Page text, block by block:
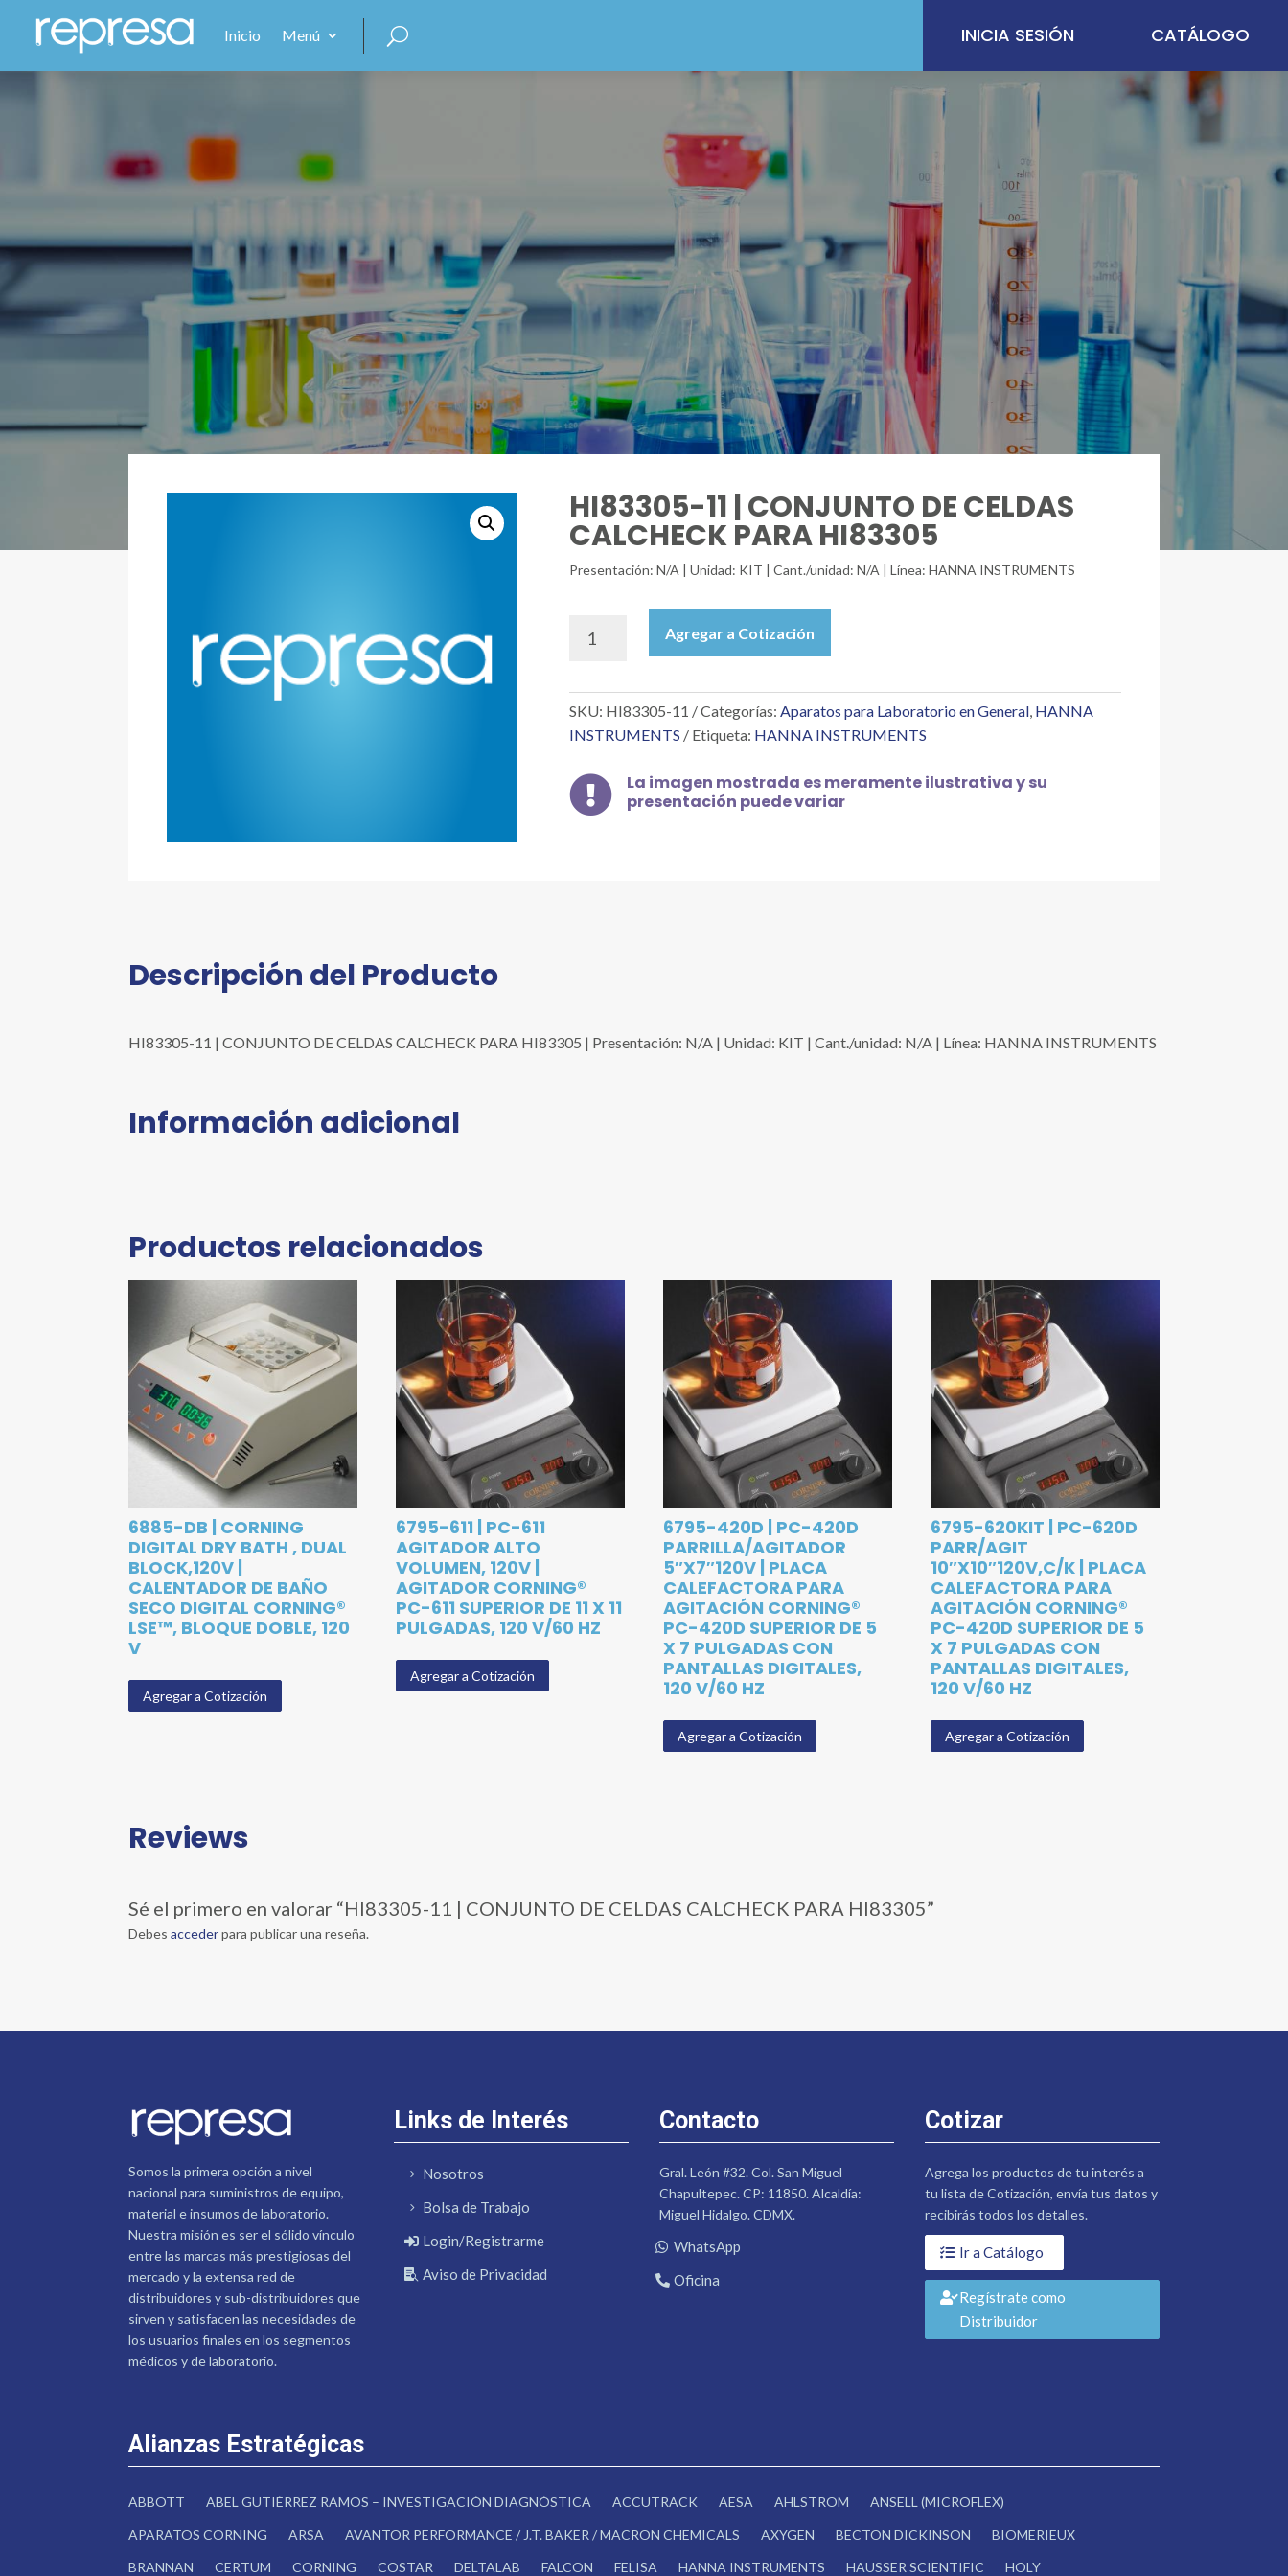
Inicio Menú INICIA SESIÓN CATÁLOGO
HI83305-11 | CONJUNTO DE CELDAS
CALCHECK PARA HI83305
Presentación: N/A | Unidad: KIT | Cant./unidad: N/A | Línea: HANNA INSTRUMENTS
CONJUNTO
DE
CELDAS
PARA
HI83305
cantidad
Agregar a Cotización
SKU: HI83305-11 Categorías:Aparatos para Laboratorio en General, HANNA
INSTRUMENTS
Etiqueta: HANNA INSTRUMENTS

La imagen mostrada es meramente ilustrativa y su
presentación puede variar
Descripción del Producto
HI83305-11 | CONJUNTO DE CELDAS CALCHECK PARA HI83305 | Presentación: N/A | Unidad: KIT | Cant./unidad: N/A | Línea: HANNA INSTRUMENTS
Información adicional
Productos relacionados
6885-DB | CORNING
DIGITAL DRY BATH , DUAL
BLOCK,120V |
CALENTADOR DE BAÑO
SECO DIGITAL CORNING®
LSE™, BLOQUE DOBLE, 120
V
Agregar a Cotización
6795-611 | PC-611
AGITADOR ALTO
VOLUMEN, 120V |
AGITADOR CORNING®
PC-611 SUPERIOR DE 11 X 11
PULGADAS, 120 V/60 HZ
Agregar a Cotización
6795-420D | PC-420D
PARRILLA/AGITADOR
5″X7″120V | PLACA
CALEFACTORA PARA
AGITACIÓN CORNING®
PC-420D SUPERIOR DE 5
X 7 PULGADAS CON
PANTALLAS DIGITALES,
120 V/60 HZ
Agregar a Cotización
6795-620KIT | PC-620D
PARR/AGIT
10″X10″120V,C/K | PLACA
CALEFACTORA PARA
AGITACIÓN CORNING®
PC-420D SUPERIOR DE 5
X 7 PULGADAS CON
PANTALLAS DIGITALES,
120 V/60 HZ
Agregar a Cotización
Reviews
Sé el primero en valorar “HI83305-11 | CONJUNTO DE CELDAS CALCHECK PARA HI83305”
Debesaccederpara publicar una reseña.
Somos la primera opción a nivel
nacional para suministros de equipo,
material e insumos de laboratorio.
Nuestra misión es ser el sólido vínculo
entre las marcas más prestigiosas del
mercado y la extensa red de
distribuidores y sub-distribuidores que
sirven y satisfacen las necesidades de
los usuarios finales en los segmentos
médicos y de laboratorio.
Links de Interés
Nosotros
Bolsa de Trabajo
Login/Registrarme
Aviso de Privacidad
Contacto
Gral. León #32. Col. San Miguel
Chapultepec. CP: 11850. Alcaldía:
Miguel Hidalgo. CDMX.
WhatsApp
Oficina
Cotizar
Agrega los productos de tu interés a
tu lista de Cotización, envía tus datos y
recibirás todos los detalles.
Ir a Catálogo
Regístrate como
Distribuidor
Alianzas Estratégicas
ABBOTT ABEL GUTIÉRREZ RAMOS – INVESTIGACIÓN DIAGNÓSTICA ACCUTRACK AESA AHLSTROM
ANSELL (MICROFLEX)
APARATOS CORNING
ARSA AVANTOR PERFORMANCE / J.T. BAKER / MACRON CHEMICALS AXYGEN BECTON DICKINSON
BIOMERIEUX
BRANNAN
CERTUM CORNING COSTAR DELTALAB FALCON FELISA HANNA INSTRUMENTS HAUSSER SCIENTIFIC HOLY